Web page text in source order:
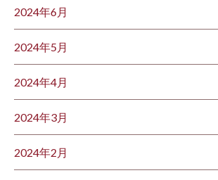
2024年6月
2024年5月
2024年4月
2024年3月
2024年2月